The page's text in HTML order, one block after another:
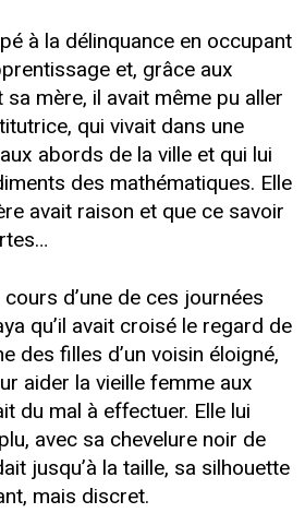
à la délinquance en occupant
et, grâce aux
mère, il avait même pu aller
qui vivait dans une
abords de la ville et qui lui
des mathématiques. Elle
avait raison et que ce savoir
d’une de ces journées
qu’il avait croisé le regard de
des filles d’un voisin éloigné,
aider la vieille femme aux
du mal à effectuer. Elle lui
avec sa chevelure noir de
jusqu’à la taille, sa silhouette
mais discret.